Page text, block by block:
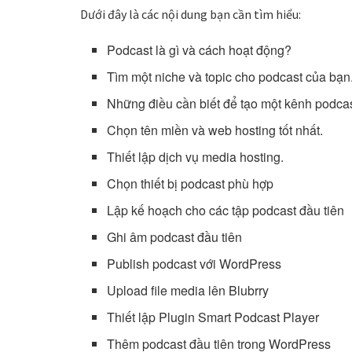
Dưới đây là các nội dung bạn cần tìm hiểu:
Podcast là gì và cách hoạt động?
Tìm một niche và topic cho podcast của
Những điều cần biết để tạo một kênh
Chọn tên miền và web hosting tốt nhất.
Thiết lập dịch vụ media hosting.
Chọn thiết bị podcast phù hợp
Lập kế hoạch cho các tập podcast đầu tiên
Ghi âm podcast đầu tiên
Publish podcast với WordPress
Upload file media lên Blubrry
Thiết lập Plugin Smart Podcast Player
Thêm podcast đầu tiên trong WordPress